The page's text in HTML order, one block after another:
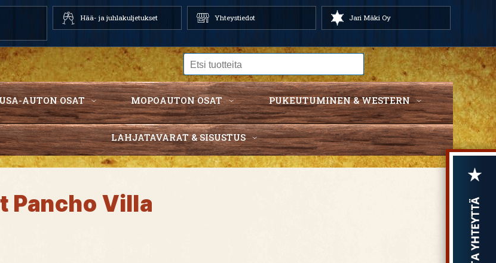
Hää- ja juhlakuljetukset Yhteystiedot Jari Mäki Oy
AUTON OSAT MOPOAUTON OSAT PUKEUTUMINEN & WESTERN
LAHJATAVARAT & SISUSTUS
Pancho Villa